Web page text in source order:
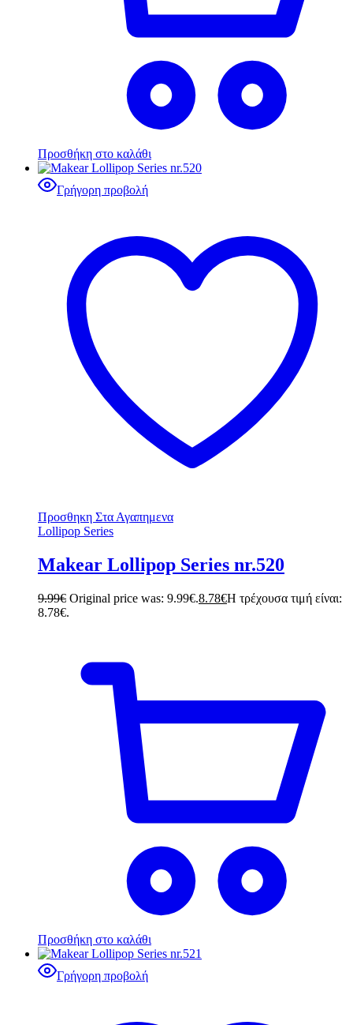
Προσθήκη στο καλάθι
Γρήγορη προβολή
Προσθηκη Στα Αγαπημενα
Lollipop Series
Makear Lollipop Series nr.520
9.99€ Original price was: 9.99€.8.78€Η τρέχουσα τιμή είναι:
8.78€.
Προσθήκη στο καλάθι
Γρήγορη προβολή